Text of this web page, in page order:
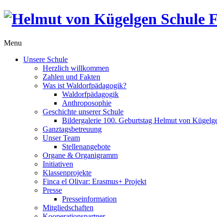
Menu
Unsere Schule
Herzlich willkommen
Zahlen und Fakten
Was ist Waldorfpädagogik?
Waldorfpädagogik
Anthroposophie
Geschichte unserer Schule
Bildergalerie 100. Geburtstag Helmut von
Ganztagsbetreuung
Unser Team
Stellenangebote
Organe & Organigramm
Initiativen
Klassenprojekte
Finca el Olivar: Erasmus+ Projekt
Presse
Presseinformation
Mitgliedschaften